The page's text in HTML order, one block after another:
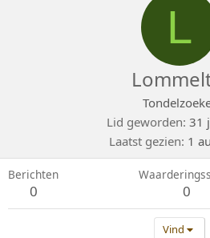
L
Lid geworden 31
Laatst gezien 1
Berichten
0 0
Vind